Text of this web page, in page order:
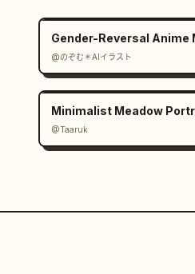
Gender-Reversal Anime
@のぞむ＊AIイラスト
Minimalist Meadow
@Taaruk